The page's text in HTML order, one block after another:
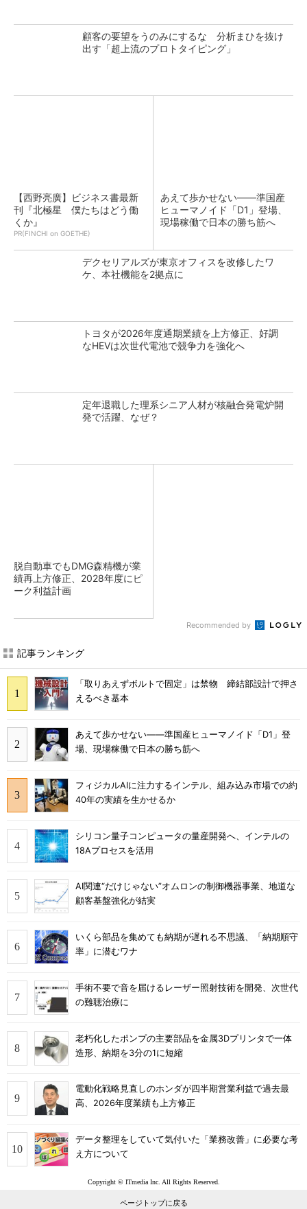
顧客の要望をうのみにするな 分析まひを抜け
出す「超上流のプロトタイピング」
【西野亮廣】ビジネス書最新
刊『北極星 僕たちはどう働
くか』
PR(FINCHI on GOETHE)
あえて歩かせない――準国産
ヒューマノイド「D1」登場、
現場稼働で日本の勝ち筋へ
デクセリアルズが東京オフィスを改修したワ
ケ、本社機能を2拠点に
トヨタが2026年度通期業績を上方修正、好調
なHEVは次世代電池で競争力を強化へ
定年退職した理系シニア人材が核融合発電炉開
発で活躍、なぜ？
脱自動車でもDMG森精機が業
績再上方修正、2028年度にピ
ーク利益計画
Recommended by
記事ランキング
「取りあえずボルトで固定」は禁物 締結部設計で押さ
えるべき基本
あえて歩かせない――準国産ヒューマノイド「D1」登
場、現場稼働で日本の勝ち筋へ
フィジカルAIに注力するインテル、組み込み市場での約
40年の実績を生かせるか
シリコン量子コンピュータの量産開発へ、インテルの
18Aプロセスを活用
AI関連“だけじゃない”オムロンの制御機器事業、地道な
顧客基盤強化が結実
いくら部品を集めても納期が遅れる不思議、「納期順守
率」に潜むワナ
手術不要で音を届けるレーザー照射技術を開発、次世代
の難聴治療に
老朽化したポンプの主要部品を金属3Dプリンタで一体
造形、納期を3分の1に短縮
電動化戦略見直しのホンダが四半期営業利益で過去最
高、2026年度業績も上方修正
データ整理をしていて気付いた「業務改善」に必要な考
え方について
Copyright © ITmedia Inc. All Rights Reserved.
ページトップに戻る